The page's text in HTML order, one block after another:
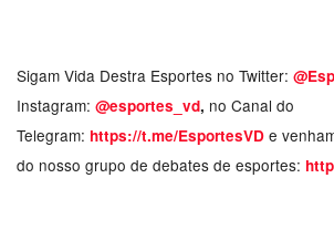
Sigam Vida Destra Esportes no Twitter:
Instagram: @esportes_vd, no Canal do
Telegram: https://t.me/EsportesVD e
do nosso grupo de debates de esportes: